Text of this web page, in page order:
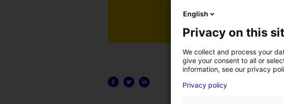
English
Privacy on this
We collect and process your
give your consent to all or
information, see our privacy
Privacy policy